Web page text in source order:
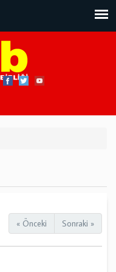
« Önceki Sonraki »